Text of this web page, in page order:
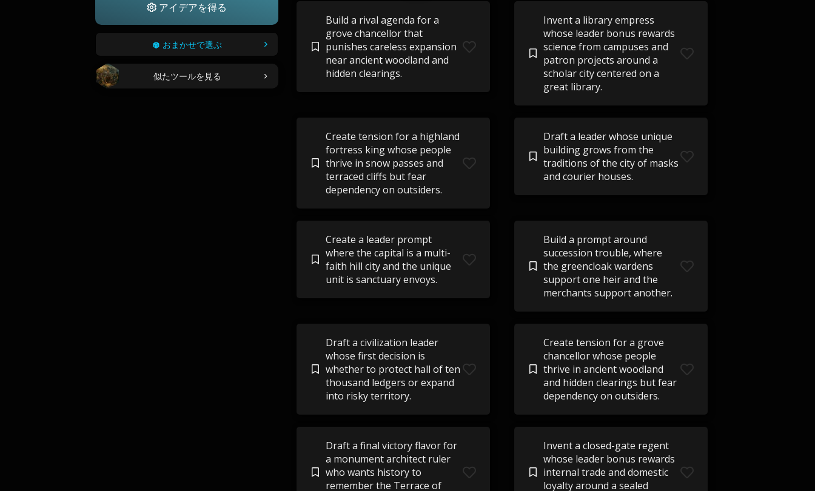
アイデアを得る
おまかせで選ぶ
似たツールを見る
Build a rival agenda for a
grove chancellor that
punishes careless expansion
near ancient woodland and
hidden clearings.
Invent a library empress
whose leader bonus rewards
science from campuses and
patron projects around a
scholar city centered on a
great library.
Create tension for a highland
fortress king whose people
thrive in snow passes and
terraced cliffs but fear
dependency on outsiders.
Draft a leader whose unique
building grows from the
traditions of the city of masks
and courier houses.
Create a leader prompt
where the capital is a multi-
faith hill city and the unique
unit is sanctuary envoys.
Build a prompt around
succession trouble, where
the greencloak wardens
support one heir and the
merchants support another.
Draft a civilization leader
whose first decision is
whether to protect hall of ten
thousand ledgers or expand
into risky territory.
Create tension for a grove
chancellor whose people
thrive in ancient woodland
and hidden clearings but fear
dependency on outsiders.
Draft a final victory flavor for
a monument architect ruler
who wants history to
remember the Terrace of
Invent a closed-gate regent
whose leader bonus rewards
internal trade and domestic
loyalty around a sealed